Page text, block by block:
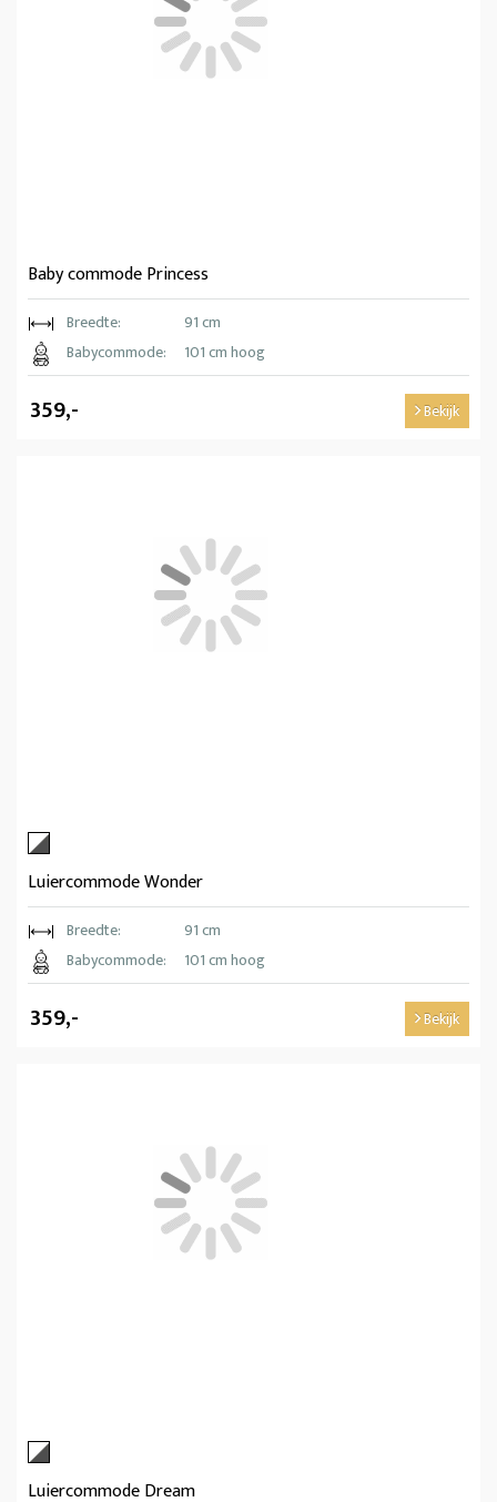
Baby commode Princess
Breedte:
91 cm
Babycommode:
101 cm hoog
359,- Bekijk
Luiercommode Wonder
Breedte:
91 cm
Babycommode:
101 cm hoog
359,- Bekijk
Luiercommode Dream